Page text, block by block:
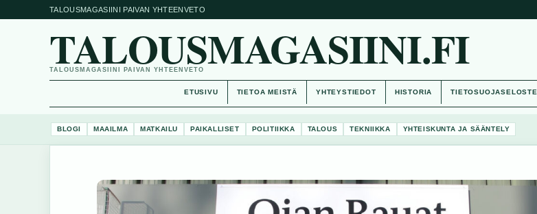
TALOUSMAGASIINI PAIVAN YHTEENVETO
TALOUSMAGASIINI.FI
TALOUSMAGASIINI PAIVAN YHTEENVETO
ETUSIVU TIETOA MEISTÄ YHTEYSTIEDOT HISTORIA TIETOSUOJASELOSTE
BLOGI MAAILMA MATKAILU PAIKALLISET POLITIIKKA TALOUS TEKNIIKKA YHTEISKUNTA JA SÄÄNTELY